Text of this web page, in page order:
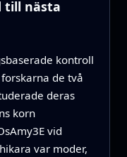
till nästa
kontroll
de två
deras
korn
vid
var moder,